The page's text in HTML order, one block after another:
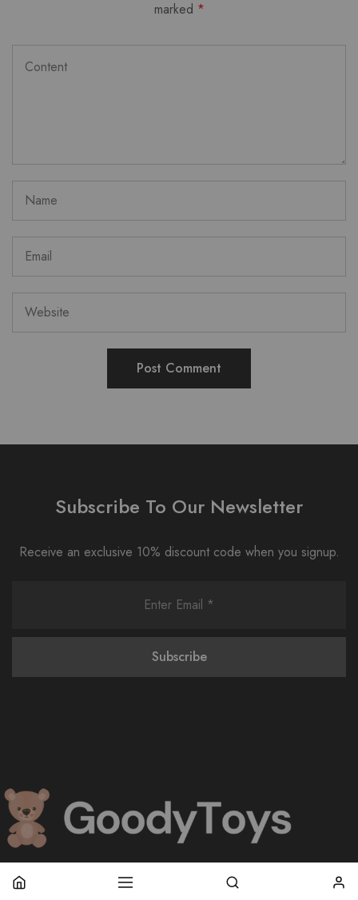
marked *
Subscribe To Our Newsletter
Receive an exclusive 10% discount code when you signup.